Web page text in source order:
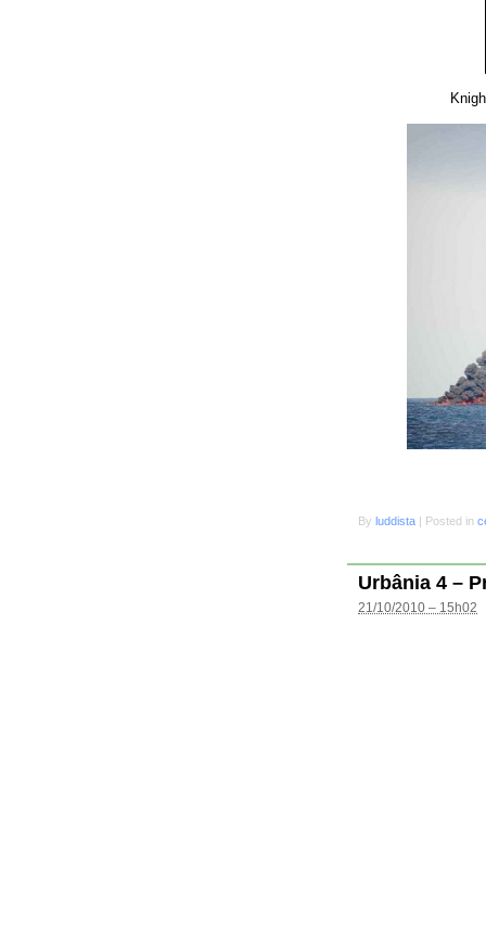
By luddista | Posted in
Urbânia 4 –
21/10/2010 – 15h02